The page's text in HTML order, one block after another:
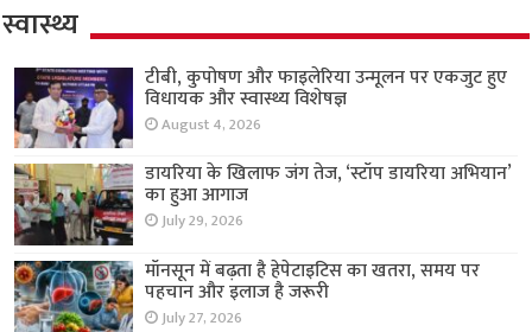
स्वास्थ्य
टीबी, कुपोषण और फाइलेरिया उन्मूलन पर एकजुट हुए
विधायक और स्वास्थ्य विशेषज्ञ
August 4, 2026
डायरिया के खिलाफ जंग तेज, ‘स्टॉप डायरिया अभियान’
का हुआ आगाज
July 29, 2026
मॉनसून में बढ़ता है हेपेटाइटिस का खतरा, समय पर
पहचान और इलाज है जरूरी
July 27, 2026